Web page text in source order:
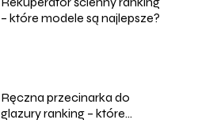
– które modele są najlepsze?
Ręczna przecinarka do
glazury ranking – które